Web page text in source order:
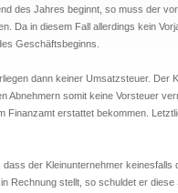
des Jahres beginnt, so muss der
Da in diesem Fall allerdings kein
Geschäftsbeginns.
dann keiner Umsatzsteuer. Der
Abnehmern somit keine Vorsteuer
Finanzamt erstattet bekommen.
der Kleinunternehmer
Rechnung stellt, so schuldet er